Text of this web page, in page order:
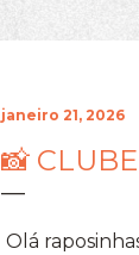
janeiro 21, 2026
📸
Olá